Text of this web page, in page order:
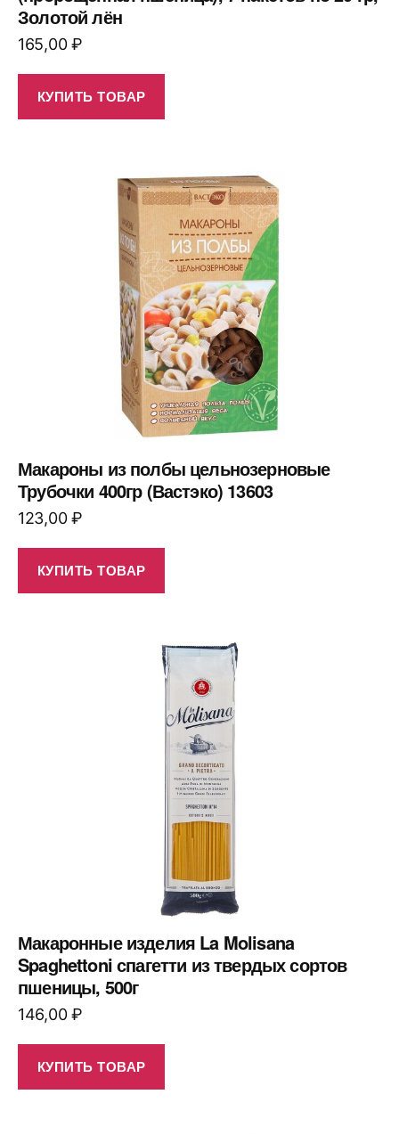
Золотой лён
165,00₽
КУПИТЬ ТОВАР
Макароны из полбы цельнозерновые
Трубочки 400гр (Вастэко) 13603
123,00₽
КУПИТЬ ТОВАР
Макаронные изделия La Molisana
Spaghettoni спагетти из твердых сортов
пшеницы, 500г
146,00₽
КУПИТЬ ТОВАР